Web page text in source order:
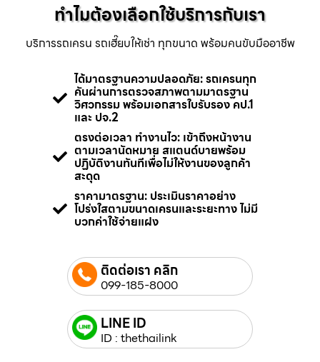
ทำไมต้องเลือกใช้บริการกับเรา
บริการรถเครน รถเฮี๊ยบให้เช่า ทุกขนาด พร้อมคนขับมืออาชีพ
ได้มาตรฐานความปลอดภัย: รถเครนทุก
คันผ่านการตรวจสภาพตามมาตรฐาน
วิศวกรรม พร้อมเอกสารใบรับรอง คป.1
และ ปจ.2
ตรงต่อเวลา ทำงานไว: เข้าถึงหน้างาน
ตามเวลานัดหมาย สแตนด์บายพร้อม
ปฏิบัติงานทันทีเพื่อไม่ให้งานของลูกค้า
สะดุด
ราคามาตรฐาน: ประเมินราคาอย่าง
โปร่งใสตามขนาดเครนและระยะทาง ไม่มี
บวกค่าใช้จ่ายแฝง
ติดต่อเรา คลิก
099-185-8000
LINE ID
ID : thethailink